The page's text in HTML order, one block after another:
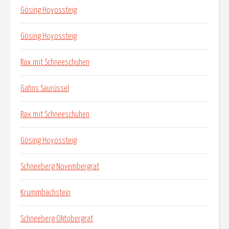
Gösing Hoyossteig
Gösing Hoyossteig
Rax mit Schneeschuhen
Gahns Saurüssel
Rax mit Schneeschuhen
Gösing Hoyossteig
Schneeberg Novembergrat
Krummbachstein
Schneeberg Oktobergrat